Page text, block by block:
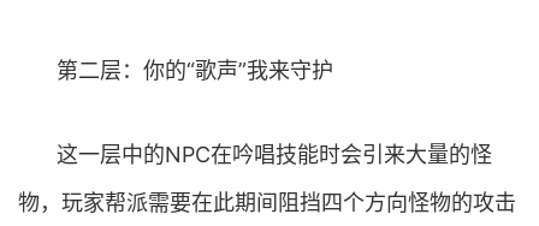
第二层：你的“歌声”我来守护
这一层中的NPC在吟唱技能时会引来大量的怪
物，玩家帮派需要在此期间阻挡四个方向怪物的攻击